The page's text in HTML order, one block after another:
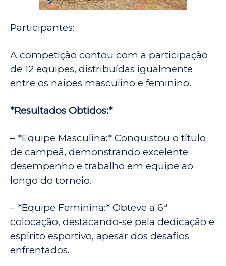
Participantes:
A competição contou com a participação
de 12 equipes, distribuídas igualmente
entre os naipes masculino e feminino.
*Resultados Obtidos:*
– *Equipe Masculina:* Conquistou o título
de campeã, demonstrando excelente
desempenho e trabalho em equipe ao
longo do torneio.
– *Equipe Feminina:* Obteve a 6ª
colocação, destacando-se pela dedicação e
espírito esportivo, apesar dos desafios
enfrentados.